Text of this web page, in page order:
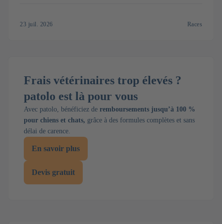
23 juil. 2026 Races
Frais vétérinaires trop élevés ?
patolo est là pour vous
Avec patolo, bénéficiez de remboursements jusqu’à 100 %
pour chiens et chats, grâce à des formules complètes et sans
délai de carence.
En savoir plus
Devis gratuit